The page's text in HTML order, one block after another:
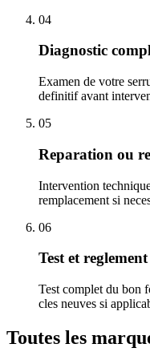
04
Diagnostic
Examen de votre
definitif avant
05
Reparation ou
Intervention
remplacement si
06
Test et reglement
Test complet du bon
cles neuves si
Toutes les